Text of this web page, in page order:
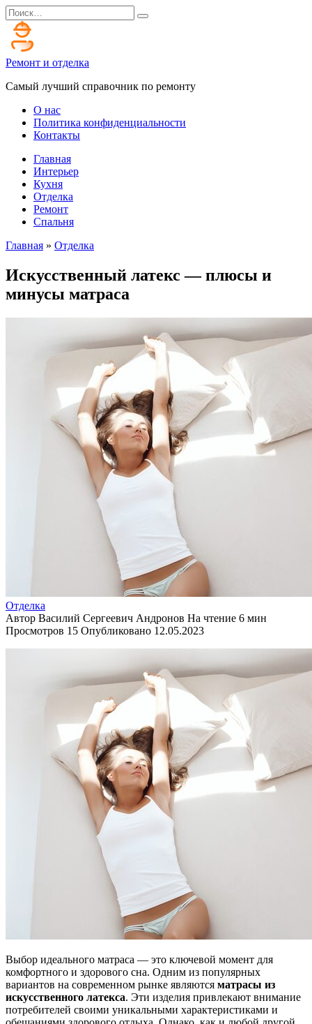
Перейти
к
содержанию
Search
for:
Ремонт и отделка
Самый лучший справочник по ремонту
О нас
Политика конфиденциальности
Контакты
Главная
Интерьер
Кухня
Отделка
Ремонт
Спальня
Главная » Отделка
Искусственный латекс — плюсы и
минусы матраса
Отделка
Автор Василий Сергеевич Андронов На чтение 6 мин
Просмотров 15 Опубликовано 12.05.2023
Выбор идеального матраса — это ключевой момент для
комфортного и здорового сна. Одним из популярных
вариантов на современном рынке являются матрасы из
искусственного латекса. Эти изделия привлекают внимание
потребителей своими уникальными характеристиками и